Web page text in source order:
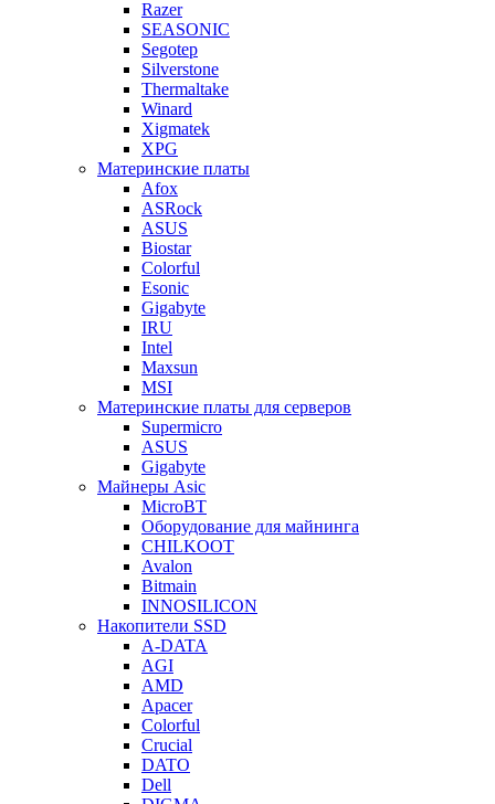
Razer
SEASONIC
Segotep
Silverstone
Thermaltake
Winard
Xigmatek
XPG
Материнские платы
Afox
ASRock
ASUS
Biostar
Colorful
Esonic
Gigabyte
IRU
Intel
Maxsun
MSI
Материнские платы для серверов
Supermicro
ASUS
Gigabyte
Майнеры Asic
MicroBT
Оборудование для майнинга
CHILKOOT
Avalon
Bitmain
INNOSILICON
Накопители SSD
A-DATA
AGI
AMD
Apacer
Colorful
Crucial
DATO
Dell